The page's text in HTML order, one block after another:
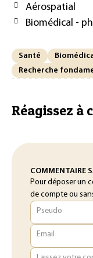
Aérospatial
Biomédical -
Santé
Recherche
Réagissez à
COMMENTAIRE
Pour déposer un
de compte ou
Pseudo
Email